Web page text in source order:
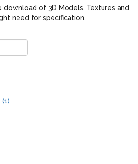
download of 3D Models, Textures and
need for specification.